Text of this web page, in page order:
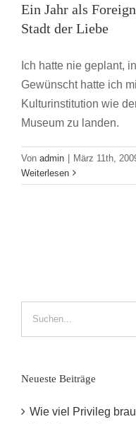
Ein Jahr als
Stadt der Liebe
Ich hatte nie geplant,
Gewünscht hatte ich
Kulturinstitution wie
Museum zu landen.
Von admin | März 11th,
Weiterlesen
Neueste Beiträge
Wie viel Privileg